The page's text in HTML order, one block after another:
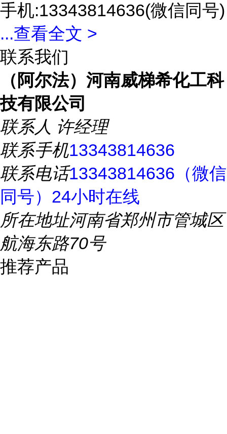
手机:13343814636(微信同号)
...查看全文 >
联系我们
（阿尔法）河南威梯希化工科
技有限公司
联系人 许经理
联系手机13343814636
联系电话13343814636（微信
同号）24小时在线
所在地址河南省郑州市管城区
航海东路70号
推荐产品